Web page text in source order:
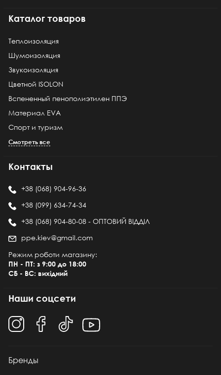
Каталог товаров
Теплоизоляция
Шумоизоляция
Звукоизоляция
Цветной ISOLON
Вспененный пенополиэтилен ППЭ
Материал EVA
Спорт и туризм
Смотреть все
Контакты
+38 (068) 904-96-36
+38 (099) 634-74-34
+38 (068) 904-80-08 - ОПТОВИЙ ВІДДІЛ
ppe.kiev@gmail.com
Режим роботи магазину:
ПН - ПТ: з 9:00 до 18:00
СБ - ВС: вихідний
Наши соцсети
Бренды